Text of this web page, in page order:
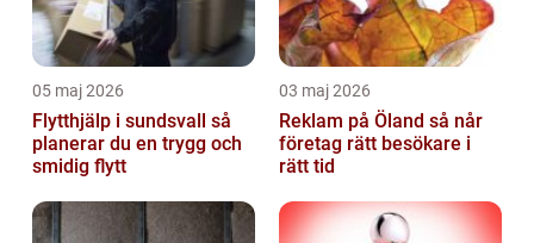
05 maj 2026
Flytthjälp i sundsvall så
planerar du en trygg och
smidig flytt
03 maj 2026
Reklam på Öland så når
företag rätt besökare i
rätt tid